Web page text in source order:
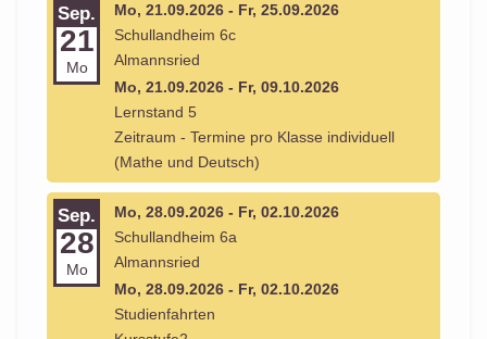
Sep.
21
Mo
Mo, 21.09.2026 - Fr, 25.09.2026
Schullandheim 6c
Almannsried
Mo, 21.09.2026 - Fr, 09.10.2026
Lernstand 5
Zeitraum - Termine pro Klasse individuell
(Mathe und Deutsch)
Sep.
28
Mo
Mo, 28.09.2026 - Fr, 02.10.2026
Schullandheim 6a
Almannsried
Mo, 28.09.2026 - Fr, 02.10.2026
Studienfahrten